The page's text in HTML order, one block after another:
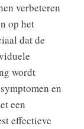
verbeteren
op het
dat de
wordt
en
een
effectieve